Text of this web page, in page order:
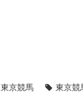
東京競馬 東京競